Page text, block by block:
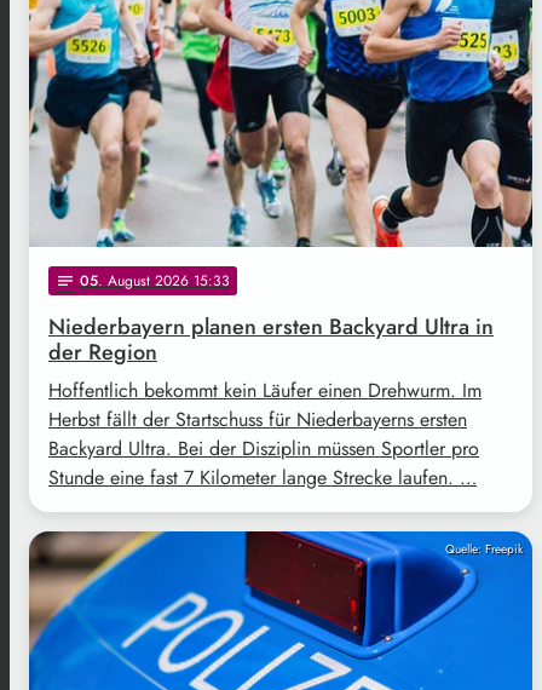
notes 05. August 2026 15:33
Niederbayern planen ersten Backyard Ultra in
der Region
Hoffentlich bekommt kein Läufer einen Drehwurm. Im
Herbst fällt der Startschuss für Niederbayerns ersten
Backyard Ultra. Bei der Disziplin müssen Sportler pro
Stunde eine fast 7 Kilometer lange Strecke laufen. …
Quelle: Freepik